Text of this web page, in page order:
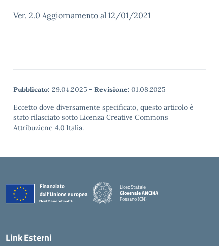
Ver. 2.0 Aggiornamento al 12/01/2021
Pubblicato: 29.04.2025 - Revisione: 01.08.2025
Eccetto dove diversamente specificato, questo articolo è
stato rilasciato sotto Licenza Creative Commons
Attribuzione 4.0 Italia.
Liceo Statale
Giovenale ANCINA
Fossano (CN)
Link Esterni